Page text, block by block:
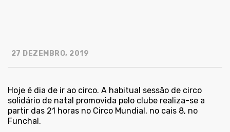
27 DEZEMBRO, 2019
Hoje é dia de ir ao circo. A habitual sessão de circo
solidário de natal promovida pelo clube realiza-se a
partir das 21 horas no Circo Mundial, no cais 8, no
Funchal.